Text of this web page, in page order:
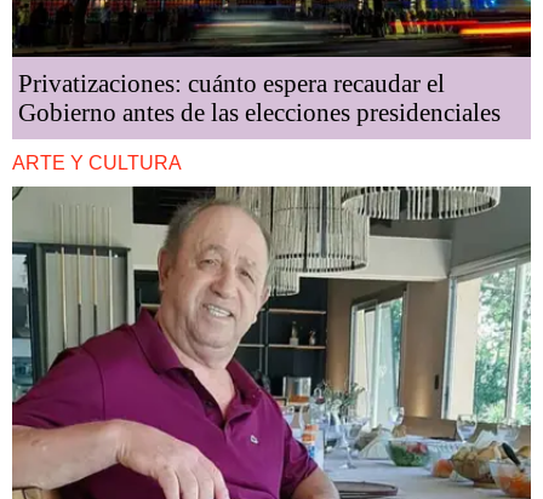
Privatizaciones: cuánto espera recaudar el
Gobierno antes de las elecciones presidenciales
ARTE Y CULTURA